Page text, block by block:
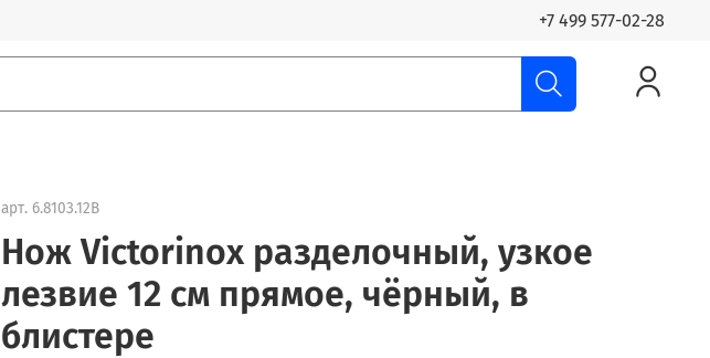
+7 499 577-02-28
арт. 6.8103.12B
Нож Victorinox разделочный, узкое
лезвие 12 см прямое, чёрный, в
блистере